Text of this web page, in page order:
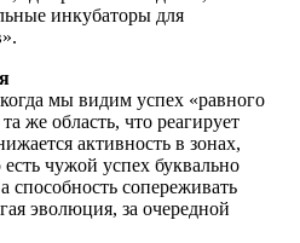
инкубаторы для
мы видим успех «равного
же область, что реагирует
активность в зонах,
чужой успех буквально
способность сопереживать
эволюция, за очередной